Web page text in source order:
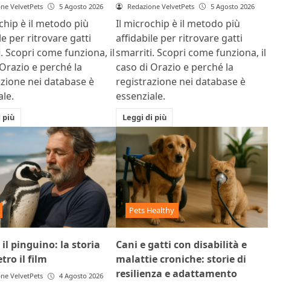
VelvetPets 5 Agosto 2026
è il metodo più
per ritrovare gatti
Scopri come funziona, il
e perché la
nei database è
più
Redazione VelvetPets 5 Agosto 2026
Il microchip è il metodo più
affidabile per ritrovare gatti
smarriti. Scopri come funziona, il
caso di Orazio e perché la
registrazione nei database è
essenziale.
Leggi di più
il pinguino: la storia
il film
VelvetPets 4 Agosto 2026
Pets Healthy
Cani e gatti con disabilità e
malattie croniche: storie di
resilienza e adattamento